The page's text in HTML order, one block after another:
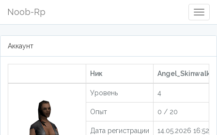
Noob-Rp
Аккаунт
Ник
Уровень 4
Опыт 0 / 20
Дата регистрации 14.05.2026